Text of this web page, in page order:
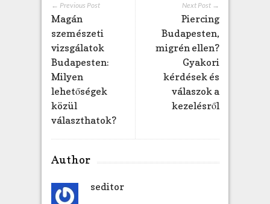
Next Post →
Piercing
Budapesten,
migrén ellen?
Gyakori
kérdések és
válaszok a
kezelésről
← Previous Post
Magán
szemészeti
vizsgálatok
Budapesten:
Milyen
lehetőségek
közül
választhatok?
Author
seditor